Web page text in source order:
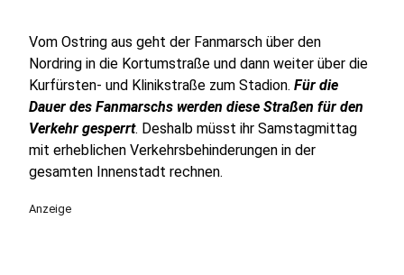
Vom Ostring aus geht der Fanmarsch über den
Nordring in die Kortumstraße und dann weiter über die
Kurfürsten- und Klinikstraße zum Stadion. Für die
Dauer des Fanmarschs werden diese Straßen für den
Verkehr gesperrt. Deshalb müsst ihr Samstagmittag
mit erheblichen Verkehrsbehinderungen in der
gesamten Innenstadt rechnen.
Anzeige